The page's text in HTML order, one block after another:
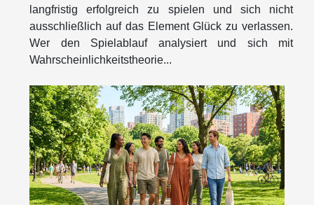
langfristig erfolgreich zu spielen und sich nicht
ausschließlich auf das Element Glück zu verlassen.
Wer den Spielablauf analysiert und sich mit
Wahrscheinlichkeitstheorie...